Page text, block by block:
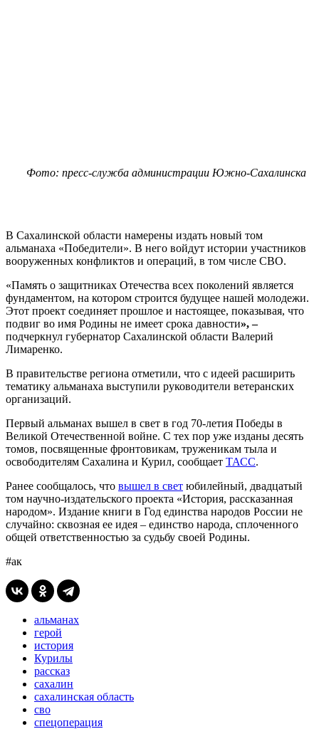
Фото: пресс-служба администрации Южно-Сахалинска
В Сахалинской области намерены издать новый том
альманаха «Победители». В него войдут истории участников
вооруженных конфликтов и операций, в том числе СВО.
«Память о защитниках Отечества всех поколений является
фундаментом, на котором строится будущее нашей молодежи.
Этот проект соединяет прошлое и настоящее, показывая, что
подвиг во имя Родины не имеет срока давности», –
подчеркнул губернатор Сахалинской области Валерий
Лимаренко.
В правительстве региона отметили, что с идеей расширить
тематику альманаха выступили руководители ветеранских
организаций.
Первый альманах вышел в свет в год 70-летия Победы в
Великой Отечественной войне. С тех пор уже изданы десять
томов, посвященные фронтовикам, труженикам тыла и
освободителям Сахалина и Курил, сообщает ТАСС.
Ранее сообщалось, что вышел в свет юбилейный, двадцатый
том научно-издательского проекта «История, рассказанная
народом». Издание книги в Год единства народов России не
случайно: сквозная ее идея – единство народа, сплоченного
общей ответственностью за судьбу своей Родины.
#ак
альманах
герой
история
Курилы
рассказ
сахалин
сахалинская область
сво
спецоперация